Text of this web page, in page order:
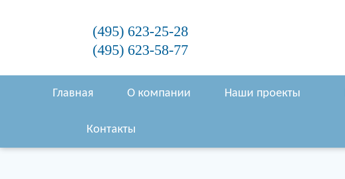
(495) 623-25-28
(495) 623-58-77
Главная О компании Наши проекты
Контакты